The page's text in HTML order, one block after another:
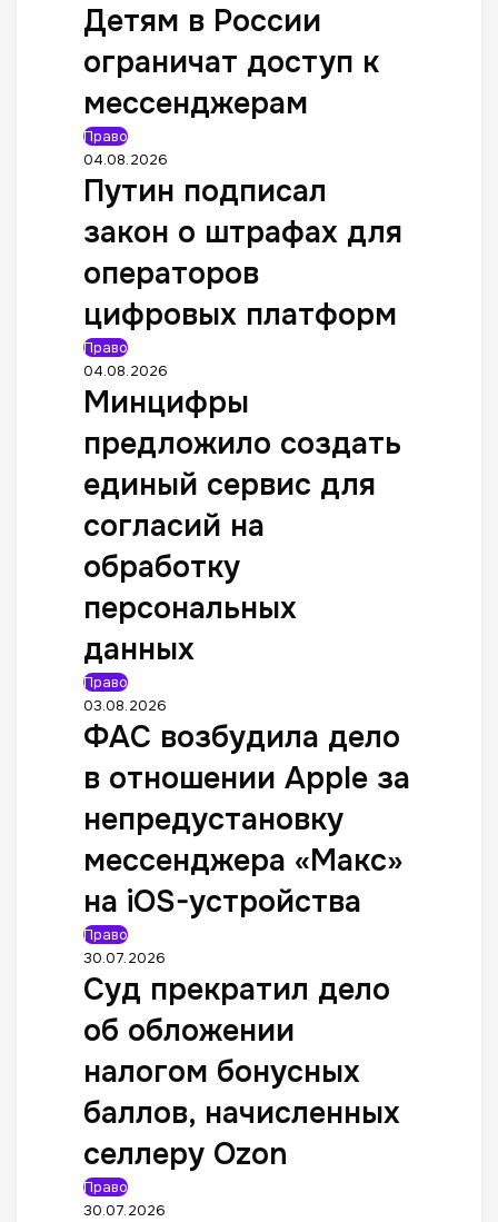
Детям в России
ограничат доступ к
мессенджерам
Право
04.08.2026
Путин подписал
закон о штрафах для
операторов
цифровых платформ
Право
04.08.2026
Минцифры
предложило создать
единый сервис для
согласий на
обработку
персональных
данных
Право
03.08.2026
ФАС возбудила дело
в отношении Apple за
непредустановку
мессенджера «Макс»
на iOS-устройства
Право
30.07.2026
Суд прекратил дело
об обложении
налогом бонусных
баллов, начисленных
селлеру Ozon
Право
30.07.2026